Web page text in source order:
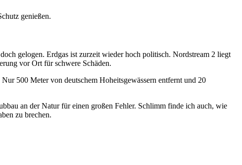
genießen.
gelogen. Erdgas ist zurzeit wieder hoch politisch. Nordstream 2 liegt
vor Ort für schwere Schäden.
500 Meter von deutschem Hoheitsgewässern entfernt und 20
an der Natur für einen großen Fehler. Schlimm finde ich auch, wie
zu brechen.